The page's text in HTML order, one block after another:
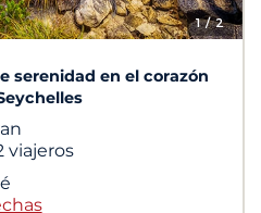
1/ 2
serenidad en el corazón
viajeros